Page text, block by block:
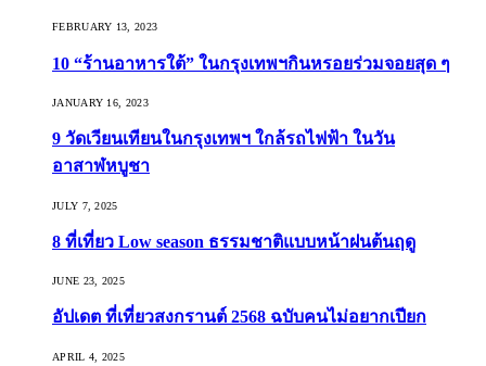
FEBRUARY 13, 2023
10 “ร้านอาหารใต้” ในกรุงเทพฯกินหรอยร่วมจอยสุด ๆ
JANUARY 16, 2023
9 วัดเวียนเทียนในกรุงเทพฯ ใกล้รถไฟฟ้า ในวัน
อาสาฬหบูชา
JULY 7, 2025
8 ที่เที่ยว Low season ธรรมชาติแบบหน้าฝนต้นฤดู️
JUNE 23, 2025
อัปเดต ที่เที่ยวสงกรานต์ 2568 ฉบับคนไม่อยากเปียก
APRIL 4, 2025